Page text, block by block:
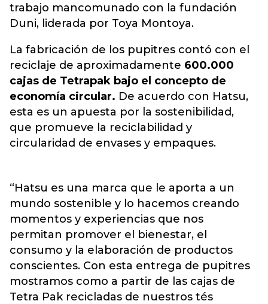
trabajo mancomunado con la fundación
Duni, liderada por Toya Montoya.
La fabricación de los pupitres contó con el
reciclaje de aproximadamente 600.000
cajas de Tetrapak bajo el concepto de
economía circular. De acuerdo con Hatsu,
esta es un apuesta por la sostenibilidad,
que promueve la reciclabilidad y
circularidad de envases y empaques.
“Hatsu es una marca que le aporta a un
mundo sostenible y lo hacemos creando
momentos y experiencias que nos
permitan promover el bienestar, el
consumo y la elaboración de productos
conscientes. Con esta entrega de pupitres
mostramos como a partir de las cajas de
Tetra Pak recicladas de nuestros tés